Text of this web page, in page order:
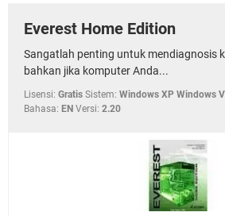
Everest Home Edition
Sangatlah penting untuk mendiagnosis
bahkan jika komputer Anda...
Lisensi: Gratis Sistem: Windows XP Windows
Bahasa: EN Versi: 2.20